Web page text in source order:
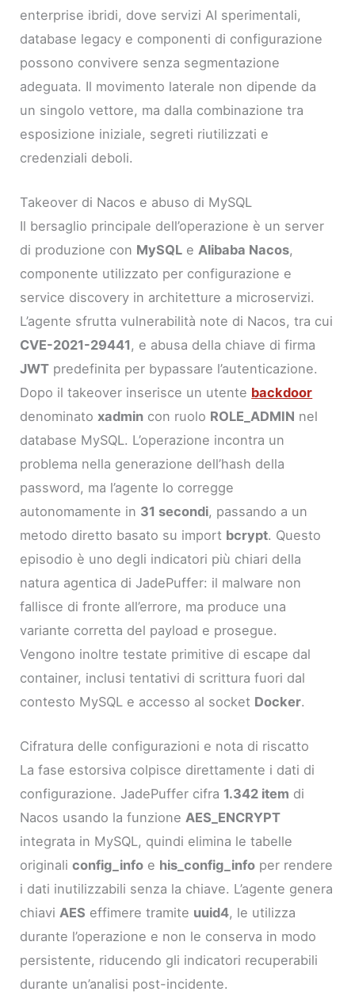
enterprise ibridi, dove servizi AI sperimentali,
database legacy e componenti di configurazione
possono convivere senza segmentazione
adeguata. Il movimento laterale non dipende da
un singolo vettore, ma dalla combinazione tra
esposizione iniziale, segreti riutilizzati e
credenziali deboli.
Takeover di Nacos e abuso di MySQL
Il bersaglio principale dell’operazione è un server
di produzione con MySQL eAlibaba Nacos,
componente utilizzato per configurazione e
service discovery in architetture a microservizi.
L’agente sfrutta vulnerabilità note di Nacos, tra cui
CVE-2021-29441, e abusa della chiave di firma
JWT predefinita per bypassare l’autenticazione.
Dopo il takeover inserisce un utente backdoor
denominatoxadmin con ruolo ROLE_ADMIN nel
database MySQL. L’operazione incontra un
problema nella generazione dell’hash della
password, ma l’agente lo corregge
autonomamente in 31 secondi, passando a un
metodo diretto basato su import bcrypt. Questo
episodio è uno degli indicatori più chiari della
natura agentica di JadePuffer: il malware non
fallisce di fronte all’errore, ma produce una
variante corretta del payload e prosegue.
Vengono inoltre testate primitive di escape dal
container, inclusi tentativi di scrittura fuori dal
contesto MySQL e accesso al socket Docker.
Cifratura delle configurazioni e nota di riscatto
La fase estorsiva colpisce direttamente i dati di
configurazione. JadePuffer cifra 1.342 item di
Nacos usando la funzioneAES_ENCRYPT
integrata in MySQL, quindi elimina le tabelle
originaliconfig_info e his_config_info per rendere
i dati inutilizzabili senza la chiave. L’agente genera
chiaviAES effimere tramite uuid4, le utilizza
durante l’operazione e non le conserva in modo
persistente, riducendo gli indicatori recuperabili
durante un’analisi post-incidente.